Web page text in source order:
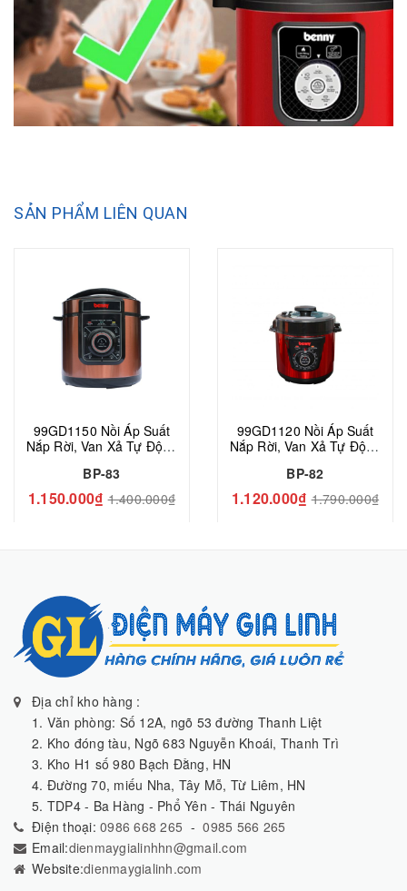
SẢN PHẨM LIÊN QUAN
99GD1150 Nồi Áp Suất
Nắp Rời, Van Xả Tự Động
Đen, 1000W, 6 Lít
BP-83
1.150.000₫ 1.400.000₫
99GD1120 Nồi Áp Suất
Nắp Rời, Van Xả Tự Động
Đen, 1000W, 6 Lít
BP-82
1.120.000₫ 1.790.000₫
Địa chỉ kho hàng :
1. Văn phòng: Số 12A, ngõ 53 đường Thanh Liệt
2. Kho đóng tàu, Ngõ 683 Nguyễn Khoái, Thanh Trì
3. Kho H1 số 980 Bạch Đằng, HN
4. Đường 70, miếu Nha, Tây Mỗ, Từ Liêm, HN
5. TDP4 - Ba Hàng - Phổ Yên - Thái Nguyên
Điện thoại: 0986 668 265 -0985 566 265
Email:dienmaygialinhhn@gmail.com
Website:dienmaygialinh.com